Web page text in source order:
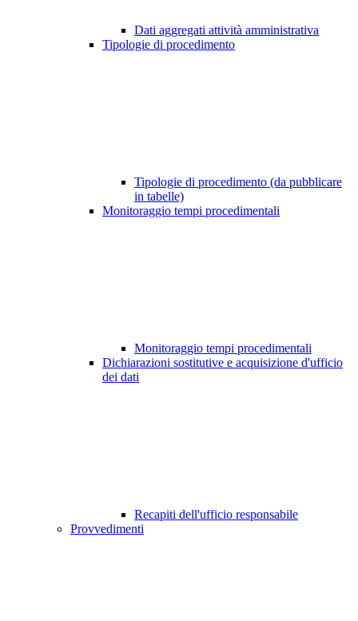
Dati aggregati attività amministrativa
Tipologie di procedimento
Tipologie di procedimento (da pubblicare
in tabelle)
Monitoraggio tempi procedimentali
Monitoraggio tempi procedimentali
Dichiarazioni sostitutive e acquisizione d'ufficio
dei dati
Recapiti dell'ufficio responsabile
Provvedimenti